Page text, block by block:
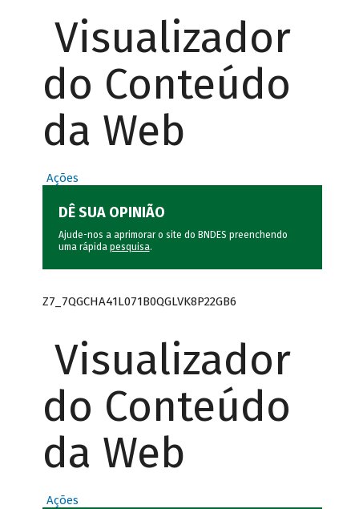
Visualizador
do Conteúdo
da Web
Ações
DÊ SUA OPINIÃO
Ajude-nos a aprimorar o site do BNDES preenchendo
uma rápida pesquisa.
Z7_7QGCHA41L071B0QGLVK8P22GB6
Visualizador
do Conteúdo
da Web
Ações